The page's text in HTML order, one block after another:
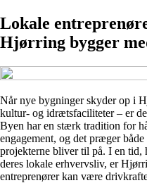
Lokale
Hjørring bygger
Når nye bygninger skyder op i
kultur- og idrætsfaciliteter – er
Byen har en stærk tradition for
engagement, og det præger
projekterne bliver til på. I en tid,
deres lokale erhvervsliv, er
entreprenører kan være